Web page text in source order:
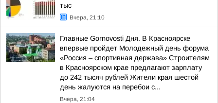
тыс
Вчера, 21:10
Главные Gornovosti Дня. В Красноярске
впервые пройдет Молодежный день форума
«Россия – спортивная держава» Строителям
в Красноярском крае предлагают зарплату
до 242 тысяч рублей Жители края шестой
день жалуются на перебои с...
Вчера, 21:04